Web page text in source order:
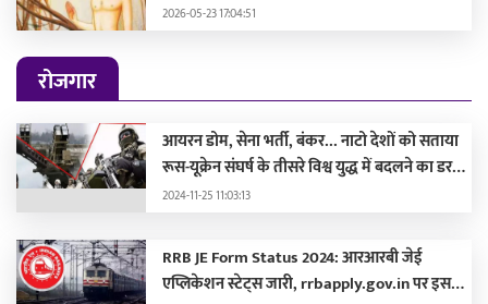
2026-05-23 17:04:51
रोजगार
आयरन डोम, सेना भर्ती, बंकर... नाटो देशों को सताया
रूस-यूक्रेन संघर्ष के तीसरे विश्व युद्ध में बदलने का डर,
लड़ाई की तैयारी में जुटे
2024-11-25 11:03:13
RRB JE Form Status 2024: आरआरबी जेई
एप्लिकेशन स्टेट्स जारी, rrbapply.gov.in पर इस